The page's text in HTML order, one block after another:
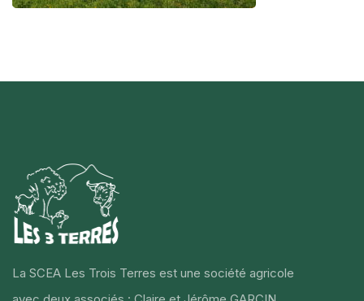
La SCEA Les Trois Terres est une société agricole